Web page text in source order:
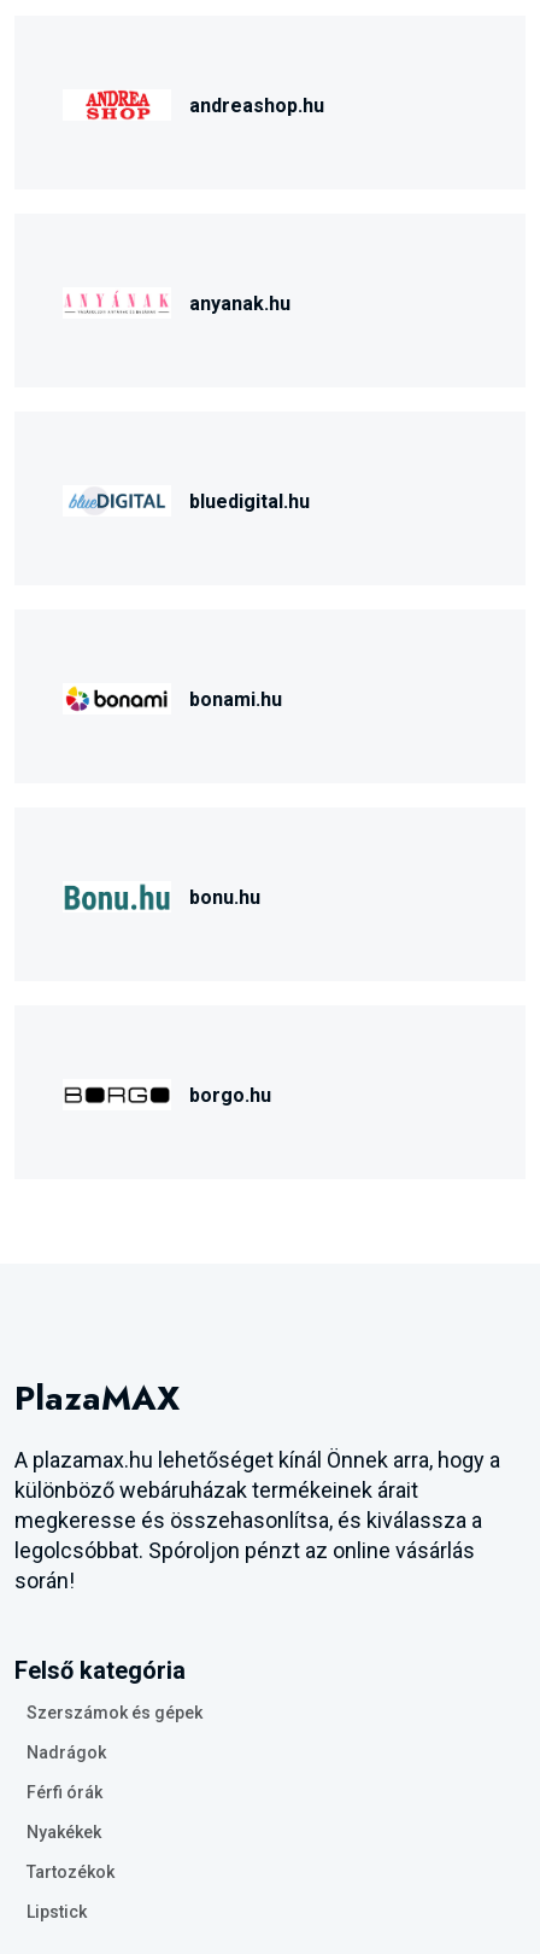
andreashop.hu
anyanak.hu
bluedigital.hu
bonami.hu
bonu.hu
borgo.hu
PlazaMAX
A plazamax.hu lehetőséget kínál Önnek arra, hogy a
különböző webáruházak termékeinek árait
megkeresse és összehasonlítsa, és kiválassza a
legolcsóbbat. Spóroljon pénzt az online vásárlás
során!
Felső kategória
Szerszámok és gépek
Nadrágok
Férfi órák
Nyakékek
Tartozékok
Lipstick